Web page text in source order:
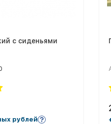
с сиденьями
рублей